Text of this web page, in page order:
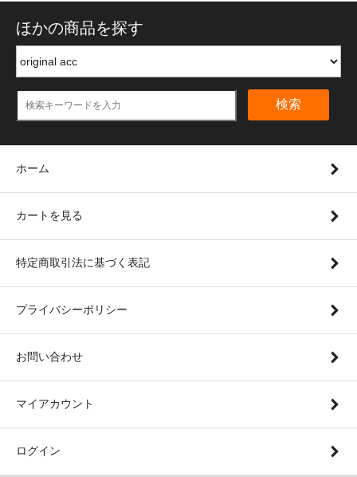
ほかの商品を探す
検索
ホーム
カートを見る
特定商取引法に基づく表記
プライバシーポリシー
お問い合わせ
マイアカウント
ログイン